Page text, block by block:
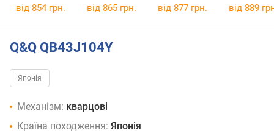
від 854 грн. від 865 грн. від 877 грн. від 889
Q&Q QB43J104Y
Японія
Механізм: кварцові
Країна походження: Японія